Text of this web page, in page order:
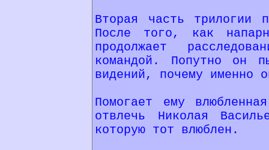
Вторая часть трилогии
После того, как
продолжает
командой. Попутно он
видений, почему именно
Помогает ему
отвлечь Николая
которую тот влюблен.